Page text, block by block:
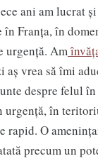
ani am lucrat
în Franța, în
urgență. Am
aș vrea să îmi
despre felul în
urgență, în
rapid. O
precum un